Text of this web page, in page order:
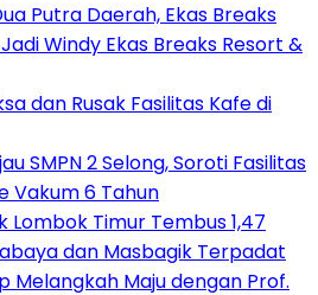
Putra Daerah, Ekas Breaks
Windy Ekas Breaks Resort &
dan Rusak Fasilitas Kafe di
SMPN 2 Selong, Soroti Fasilitas
Vakum 6 Tahun
Lombok Timur Tembus 1,47
dan Masbagik Terpadat
Melangkah Maju dengan Prof.